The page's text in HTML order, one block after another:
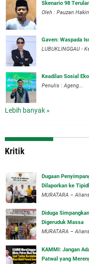
Skenario 98
Oleh : Pauzan
Gaven: Waspada
LUBUKLINGGAU -
Keadilan Sosial
Penulis : Ageng...
Lebih banyak »
Kritik
‎Dugaan
Dilaporkan ke
‎MURATARA –
Diduga
Digeruduk Massa
‎MURATARA –
‎KAMMI: Jangan
Patwal yang